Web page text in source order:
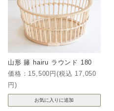
山形 籐 hairu ラウンド 180
価格：15,500円(税込 17,050
円)